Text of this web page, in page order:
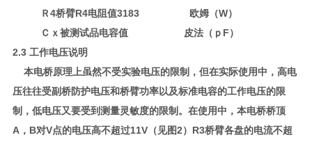
Ｒ4桥臂R4电阻值3183 欧姆（W）
Ｃｘ被测试品电容值 皮法（ｐF）
2.3 工作电压说明
本电桥原理上虽然不受实验电压的限制，但在实际使用中，高电
压往往受副桥防护电压和桥臂功率以及标准电容的工作电压的限
制，低电压又要受到测量灵敏度的限制。在使用中，本电桥桥顶
A，B对V点的电压高不超过11V（见图2）R3桥臂各盘的电流不超